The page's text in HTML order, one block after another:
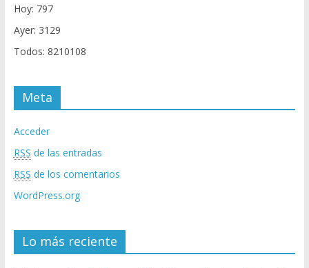
Hoy: 797
Ayer: 3129
Todos: 8210108
Meta
Acceder
RSS de las entradas
RSS de los comentarios
WordPress.org
Lo más reciente